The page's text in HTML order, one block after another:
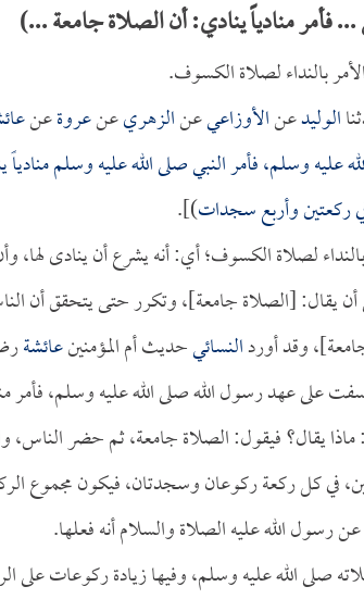
منادياً ينادي: أن الصلاة جامعة ...)
بالنداء لصلاة الكسوف.
الوليدعنالأوزاعيعنالزهريعنعروةعن
وسلم، فأمر النبي صلى الله عليه وسلم منادياً
ركعتين وأربع سجدات)].
بالنداء لصلاة الكسوف؛ أي: أنه يشرع أن ينادى
أن يقال: [الصلاة جامعة]، وتكرر حتى يتحقق أن
وقد أوردالنسائيحديث أم المؤمنينعائشة
عهد رسول الله صلى الله عليه وسلم، فأمر
ماذا يقال؟ فيقول: الصلاة جامعة، ثم حضر
في كل ركعة ركوعان وسجدتان، فيكون مجموع
عن رسول الله عليه الصلاة والسلام أنه فعلها.
الله عليه وسلم، وفيها زيادة ركوعات على